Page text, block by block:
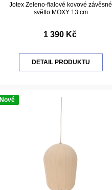
Jotex Zeleno-fialové kovové závěsné
světlo MOXY 13 cm
1 390 Kč
DETAIL PRODUKTU
Nové